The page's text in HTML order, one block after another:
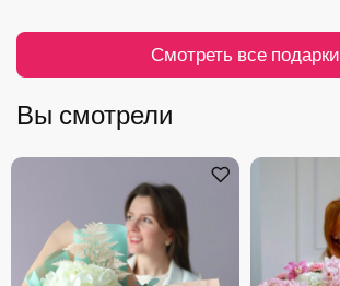
Смотреть все подарки
Вы смотрели